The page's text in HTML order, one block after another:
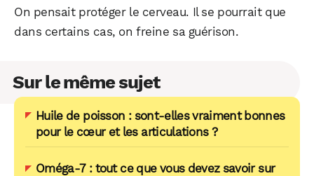
On pensait protéger le cerveau. Il se pourrait que
dans certains cas, on freine sa guérison.
Sur le même sujet
Huile de poisson : sont-elles vraiment bonnes
pour le cœur et les articulations ?
Oméga-7 : tout ce que vous devez savoir sur